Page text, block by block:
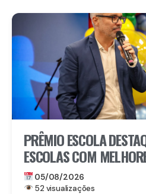
PRÊMIO ESCOLA
ESCOLAS COM
ALFABETIZAÇÃO EM
05/08/2026
52 visualizações